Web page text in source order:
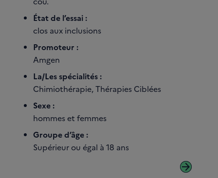
État de l’essai :
clos aux inclusions
Promoteur :
Amgen
La/Les spécialités :
Chimiothérapie, Thérapies Ciblées
Sexe :
hommes et femmes
Groupe d’âge :
Supérieur ou égal à 18 ans
arrow_forward